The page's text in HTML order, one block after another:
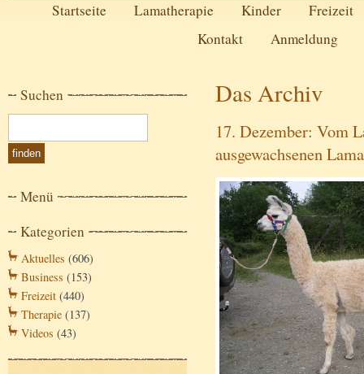
Startseite Lamatherapie Kinder
Freizeit
Kontakt
Anmeldung
Suchen
Menü
Kategorien
Aktuelles (606)
Business (153)
Freizeit (440)
Therapie (137)
Videos (43)
Das Archiv
17. Dezember: Vom
ausgewachsenen Lama